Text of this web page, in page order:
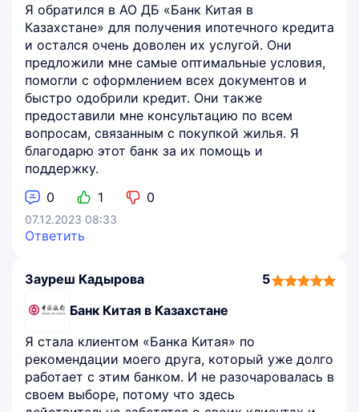
Я обратился в АО ДБ «Банк Китая в
Казахстане» для получения ипотечного кредита
и остался очень доволен их услугой. Они
предложили мне самые оптимальные условия,
помогли с оформлением всех документов и
быстро одобрили кредит. Они также
предоставили мне консультацию по всем
вопросам, связанным с покупкой жилья. Я
благодарю этот банк за их помощь и
поддержку.
0
1 0
07.12.2023 08:33
Ответить
Зауреш Кадырова
Банк Китая в Казахстане
5
5,0
Я стала клиентом «Банка Китая» по
рекомендации моего друга, который уже долго
работает с этим банком. И не разочаровалась в
своем выборе, потому что здесь